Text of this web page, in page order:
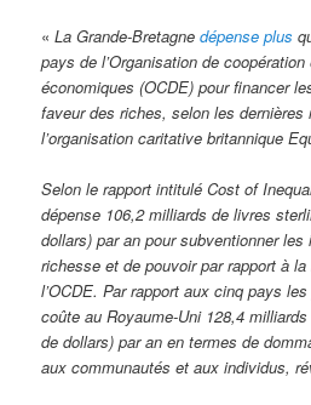
«La Grande-Bretagnedépense plus
pays de l’Organisation de
économiques (OCDE) pour financer
faveur des riches, selon les dernières
l’organisation caritative britannique
Selon le rapport intitulé Cost of
dépense 106,2 milliards de livres
dollars) par an pour subventionner
richesse et de pouvoir par rapport à
l’OCDE. Par rapport aux cinq pays
coûte au Royaume-Uni 128,4
de dollars) par an en termes de
aux communautés et aux individus,